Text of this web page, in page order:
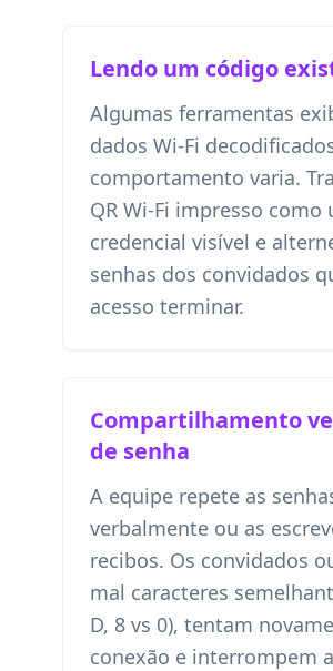
Lendo um código
Algumas ferramentas
dados Wi-Fi
comportamento varia.
QR Wi-Fi impresso como
credencial visível e
senhas dos convidados
acesso terminar.
Compartilhamento
de senha
A equipe repete as
verbalmente ou as
recibos. Os convidados
mal caracteres
D, 8 vs 0), tentam
conexão e interrompem